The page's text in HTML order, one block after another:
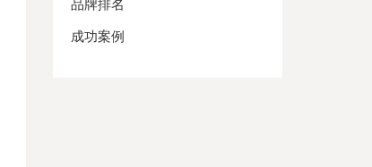
品牌排名
成功案例